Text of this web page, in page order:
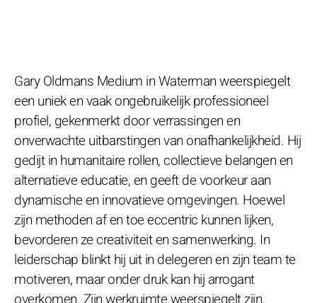
Gary Oldmans Medium in Waterman weerspiegelt
een uniek en vaak ongebruikelijk professioneel
profiel, gekenmerkt door verrassingen en
onverwachte uitbarstingen van onafhankelijkheid. Hij
gedijt in humanitaire rollen, collectieve belangen en
alternatieve educatie, en geeft de voorkeur aan
dynamische en innovatieve omgevingen. Hoewel
zijn methoden af en toe eccentric kunnen lijken,
bevorderen ze creativiteit en samenwerking. In
leiderschap blinkt hij uit in delegeren en zijn team te
motiveren, maar onder druk kan hij arrogant